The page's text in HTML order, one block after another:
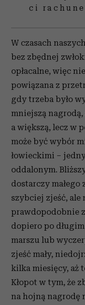
ci
W czasach
bez zbędnej
opłacalne, więc
powiązana z
gdy trzeba było
mniejszą
a większą, lecz w
może być wybór
łowieckimi –
oddalonym.
dostarczy
szybciej zjeść, ale
prawdopodobnie
dopiero po
marszu lub
zjeść mały,
kilka miesięcy, aż
Kłopot w tym, że
na hojną nagrodę